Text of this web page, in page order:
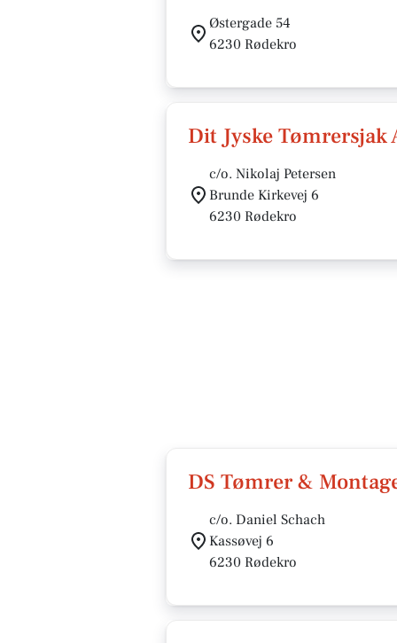
Østergade 54
6230 Rødekro
Dit Jyske Tømrersjak
c/o. Nikolaj Petersen
Brunde Kirkevej 6
6230 Rødekro
DS Tømrer &
c/o. Daniel Schach
Kassøvej 6
6230 Rødekro